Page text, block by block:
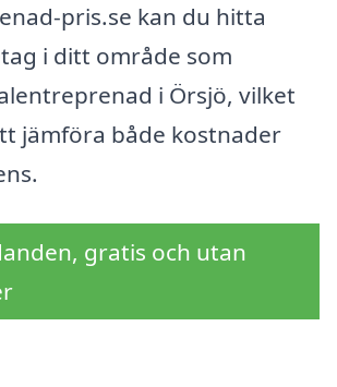
pris.se kan du hitta
i ditt område som
i Örsjö, vilket
jämföra både kostnader
gratis och utan